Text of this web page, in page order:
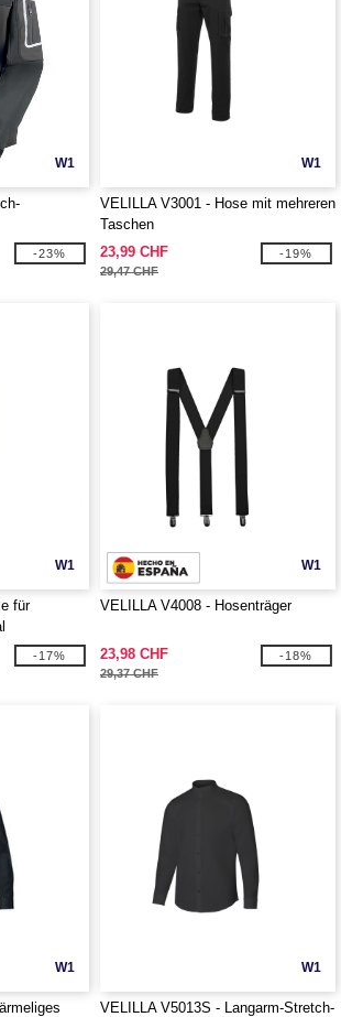
W1
-23%
W1
VELILLA V3001 - Hose mit mehreren
Taschen
23,99 CHF
29,47 CHF
-19%
W1
für
-17%
W1
VELILLA V4008 - Hosenträger
23,98 CHF
29,37 CHF
-18%
W1 W1
VELILLA V5013S - Langarm-Stretch-